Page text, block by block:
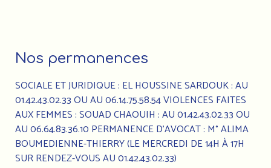
Nos permanences
SOCIALE ET JURIDIQUE : EL HOUSSINE SARDOUK : AU
01.42.43.02.33 OU AU 06.14.75.58.54 VIOLENCES FAITES
AUX FEMMES : SOUAD CHAOUIH : AU 01.42.43.02.33 OU
AU 06.64.83.36.10 PERMANENCE D’AVOCAT : M° ALIMA
BOUMEDIENNE-THIERRY (LE MERCREDI DE 14H À 17H
SUR RENDEZ-VOUS AU 01.42.43.02.33)